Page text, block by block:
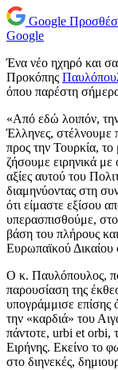
Google
Google
Ένα νέο ηχηρό και
Προκόπης
όπου παρέστη
«Από εδώ λοιπόν, την
Έλληνες, στέλνουμε
προς την Τουρκία, το
ζήσουμε ειρηνικά με
αξίες αυτού του
διαμηνύοντας στη
ότι είμαστε εξίσου
υπερασπισθούμε,
βάση του πλήρους
Ευρωπαϊκού Δικαίου
Ο κ. Παυλόπουλος,
παρουσίαση της
υπογράμμισε επίσης
την «καρδιά» του
πάντοτε, urbi et orbi,
Ειρήνης. Εκείνο το
στο διηνεκές,